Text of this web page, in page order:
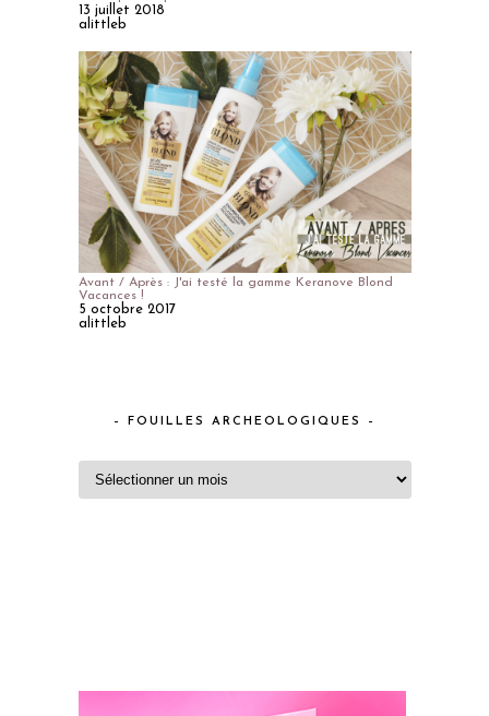
13 juillet 2018
alittleb
Avant / Après : J'ai testé la gamme Keranove Blond
Vacances !
5 octobre 2017
alittleb
– FOUILLES ARCHEOLOGIQUES –